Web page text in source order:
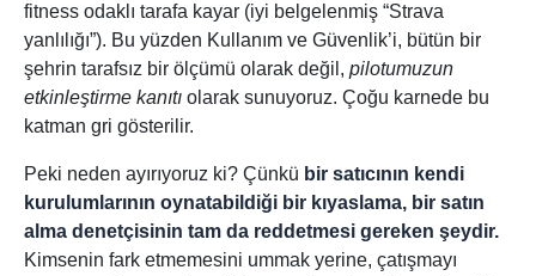
fitness odaklı tarafa kayar (iyi belgelenmiş “Strava
yanlılığı”). Bu yüzden Kullanım ve Güvenlik’i, bütün bir
şehrin tarafsız bir ölçümü olarak değil, pilotumuzun
etkinleştirme kanıtı olarak sunuyoruz. Çoğu karnede bu
katman gri gösterilir.
Peki neden ayırıyoruz ki? Çünkü bir satıcının kendi
kurulumlarının oynatabildiği bir kıyaslama, bir satın
alma denetçisinin tam da reddetmesi gereken şeydir.
Kimsenin fark etmemesini ummak yerine, çatışmayı